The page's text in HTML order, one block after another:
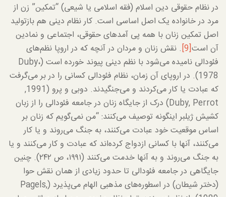
در نظام حقوقی دین اسلام (فقه اسلامی یا شیعی) “تمکین” زن از
مرد در خانواده یک اصل اساسی است. کار نظام دینی هم بازتولید
اصل تمکین زنان با همه پی آمدهای حقوقی، اجتماعی و نمادین
آن است[9]
. نقش زنان و مردان در آنچه که در اروپا نظم‌های
فئودالی نامیده می‌شود با نظم دینی پیوند خورده است (Duby،
1978). در اروپای آن زمان، نظام فئودالی کسانی را در بر می‌گرفت
که عبادت یا کار می‌کردند و می‌جنگیدند. دوبی و پرو (1991,
Duby, Perrot) درک از جایگاه زنان در جامعه فئودالی را از زبان
کشیش ژیلبر اینگونه توصیف می‌کنند: “من نمی‌گویم که زنان بر
اساس موقعیت خود عبادت می‌کنند، به جنگ می‌روند و یا کار
می‌کنند، آنها با کسانی ازدواج کرده‌اند که عبادت و کار می‌کنند و یا
به جنگ می‌روند و به آنها خدمت می‌کنند (۱۹۹۱، ص ۲۴۲). چنین
جایگاهی در جامعه فئودالی تا حدود زیادی از همان نقش حوا
(دختر شیطان) در اسطوره‌های مذهبی الهام می‌پذیرد (Pagels,